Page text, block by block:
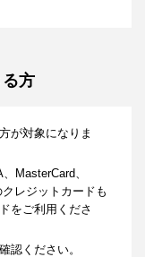
る方
が対象になりま
MasterCard、
レジットカードも
をご利用くださ
認ください。